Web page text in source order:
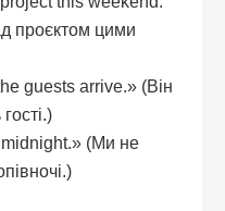
проєктом цими
guests arrive.» (Він
(Ми не